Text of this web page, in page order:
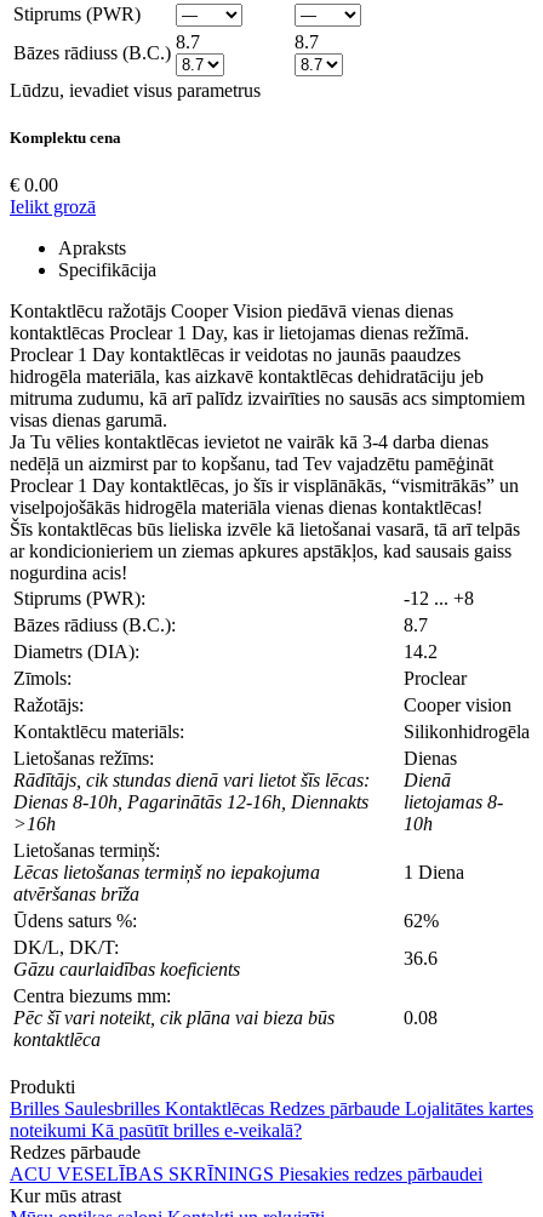
Stiprums (PWR)
Bāzes rādiuss (B.C.)
8.7 8.7
Lūdzu, ievadiet visus parametrus
Komplektu cena
€ 0.00
Ielikt grozā
Apraksts
Specifikācija
Kontaktlēcu ražotājs Cooper Vision piedāvā vienas dienas
kontaktlēcas Proclear 1 Day, kas ir lietojamas dienas režīmā.
Proclear 1 Day kontaktlēcas ir veidotas no jaunās paaudzes
hidrogēla materiāla, kas aizkavē kontaktlēcas dehidratāciju jeb
mitruma zudumu, kā arī palīdz izvairīties no sausās acs simptomiem
visas dienas garumā.
Ja Tu vēlies kontaktlēcas ievietot ne vairāk kā 3-4 darba dienas
nedēļā un aizmirst par to kopšanu, tad Tev vajadzētu pamēģināt
Proclear 1 Day kontaktlēcas, jo šīs ir visplānākās, “vismitrākās” un
viselpojošākās hidrogēla materiāla vienas dienas kontaktlēcas!
Šīs kontaktlēcas būs lieliska izvēle kā lietošanai vasarā, tā arī telpās
ar kondicionieriem un ziemas apkures apstākļos, kad sausais gaiss
nogurdina acis!
Stiprums (PWR):
-12 ... +8
Bāzes rādiuss (B.C.):
8.7
Diametrs (DIA):
14.2
Zīmols:
Proclear
Ražotājs:
Cooper vision
Kontaktlēcu materiāls:
Silikonhidrogēla
Lietošanas režīms:
Rādītājs, cik stundas dienā vari lietot šīs lēcas:
Dienas 8-10h, Pagarinātās 12-16h, Diennakts
>16h
Dienas
Dienā
lietojamas 8-
10h
Lietošanas termiņš:
Lēcas lietošanas termiņš no iepakojuma
atvēršanas brīža
1 Diena
Ūdens saturs %:
62%
DK/L, DK/T:
Gāzu caurlaidības koeficients
36.6
Centra biezums mm:
Pēc šī vari noteikt, cik plāna vai bieza būs
kontaktlēca
0.08
Produkti
Brilles Saulesbrilles Kontaktlēcas Redzes pārbaude Lojalitātes kartes
noteikumi Kā pasūtīt brilles e-veikalā?
Redzes pārbaude
ACU VESELĪBAS SKRĪNINGS Piesakies redzes pārbaudei
Kur mūs atrast